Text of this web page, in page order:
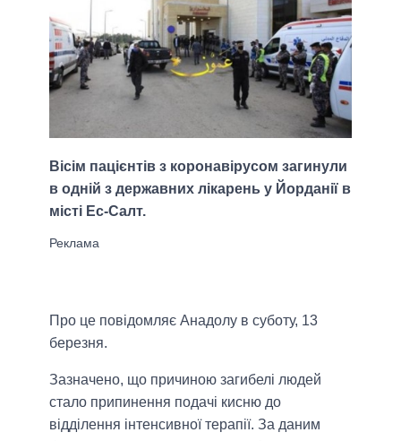
Вісім пацієнтів з коронавірусом загинули
в одній з державних лікарень у Йорданії в
місті Ес-Салт.
Про це повідомляє Анадолу в суботу, 13
березня.
Зазначено, що причиною загибелі людей
стало припинення подачі кисню до
відділення інтенсивної терапії. За даним